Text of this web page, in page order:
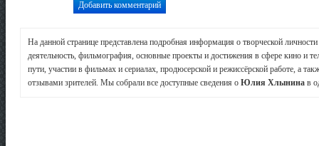
На данной странице представлена подробная информация о творческой личности
деятельность, фильмография, основные проекты и достижения в сфере кино и
пути, участии в фильмах и сериалах, продюсерской и режиссёрской работе, а
отзывами зрителей. Мы собрали все доступные сведения о Юлия Хлынина в